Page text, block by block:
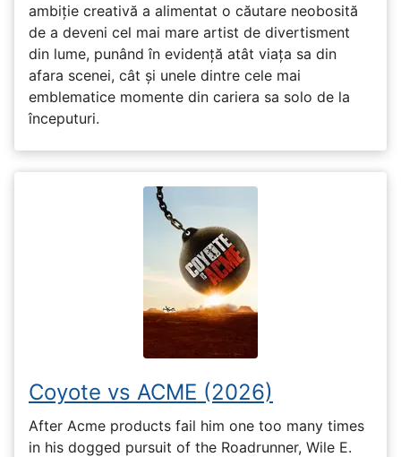
ambiție creativă a alimentat o căutare neobosită
de a deveni cel mai mare artist de divertisment
din lume, punând în evidență atât viața sa din
afara scenei, cât și unele dintre cele mai
emblematice momente din cariera sa solo de la
începuturi.
Coyote vs ACME (2026)
After Acme products fail him one too many times
in his dogged pursuit of the Roadrunner, Wile E.